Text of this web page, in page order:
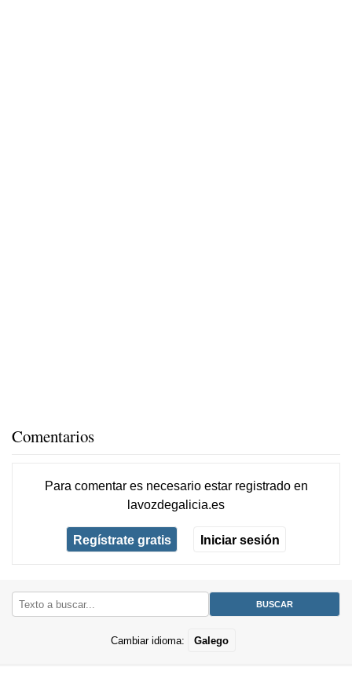
Comentarios
Para comentar es necesario estar registradoen
lavozdegalicia.es
Regístrate gratis Iniciar sesión
Cambiar idioma: Galego